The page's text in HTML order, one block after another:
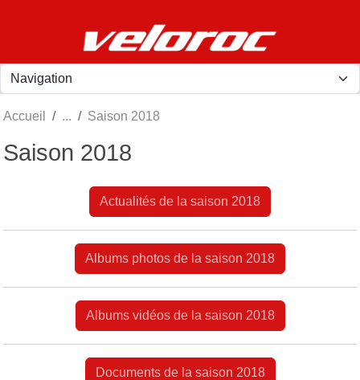
Accueil Saison 2018
Saison 2018
Actualités de la saison 2018
Albums photos de la saison 2018
Albums vidéos de la saison 2018
Documents de la saison 2018